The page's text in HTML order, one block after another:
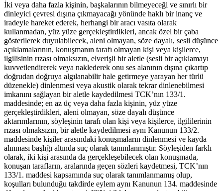
İki veya daha fazla kişinin, başkalarının bilmeyeceği ve sınırlı bir
dinleyici çevresi dışına çıkmayacağı yönünde haklı bir inanç ve
iradeyle hareket ederek, herhangi bir aracı vasıta olarak
kullanmadan, yüz yüze gerçekleştirdikleri, ancak özel bir çaba
gösterilerek duyulabilecek, aleni olmayan, söze dayalı, sesli düşünce
açıklamalarının, konuşmanın tarafı olmayan kişi veya kişilerce,
ilgilisinin rızası olmaksızın, elverişli bir aletle (sesli bir açıklamayı
kuvvetlendirerek veya naklederek onu ses alanının dışına çıkartıp
doğrudan doğruya algılanabilir hale getirmeye yarayan her türlü
düzenekle) dinlenmesi veya akustik olarak tekrar dinlenebilmesi
imkanını sağlayan bir aletle kaydedilmesi TCK’nın 133/1.
maddesinde; en az üç veya daha fazla kişinin, yüz yüze
gerçekleştirdikleri, aleni olmayan, söze dayalı düşünce
aktarımlarının, söyleşinin tarafı olan kişi veya kişilerce, ilgililerinin
rızası olmaksızın, bir aletle kaydedilmesi aynı Kanunun 133/2.
maddesinde kişiler arasındaki konuşmaların dinlenmesi ve kayda
alınması başlığı altında suç olarak tanımlanmıştır. Söyleşiden farklı
olarak, iki kişi arasında da gerçekleşebilecek olan konuşmada,
konuşan tarafların, aralarında geçen sözleri kaydetmesi, TCK’nın
133/1. maddesi kapsamında suç olarak tanımlanmamış olup,
koşulları bulunduğu takdirde eylem aynı Kanunun 134. maddesinde